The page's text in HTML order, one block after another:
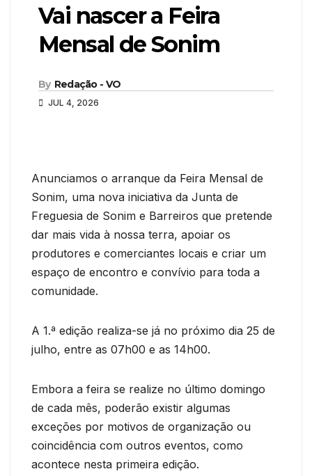
Vai nascer a Feira
Mensal de Sonim
By Redação - VO
JUL 4, 2026
Anunciamos o arranque da Feira Mensal de
Sonim, uma nova iniciativa da Junta de
Freguesia de Sonim e Barreiros que pretende
dar mais vida à nossa terra, apoiar os
produtores e comerciantes locais e criar um
espaço de encontro e convívio para toda a
comunidade.
A 1.ª edição realiza-se já no próximo dia 25 de
julho, entre as 07h00 e as 14h00.
Embora a feira se realize no último domingo
de cada mês, poderão existir algumas
exceções por motivos de organização ou
coincidência com outros eventos, como
acontece nesta primeira edição.